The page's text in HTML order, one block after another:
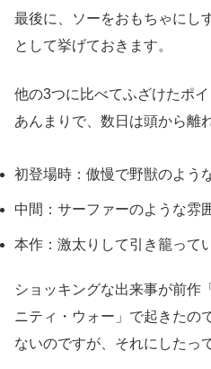
最後に、ソーをおもちゃにし
として挙げておきます。
他の3つに比べてふざけたポ
あんまりで、数日は頭から離
初登場時：傲慢で野獣のよう
中間：サーファーのような雰
本作：激太りして引き籠って
ショッキングな出来事が前作
ニティ・ウォー」で起きたの
ないのですが、それにしたっ